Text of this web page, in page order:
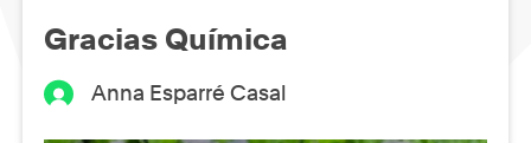
Gracias Química
Anna Esparré Casal